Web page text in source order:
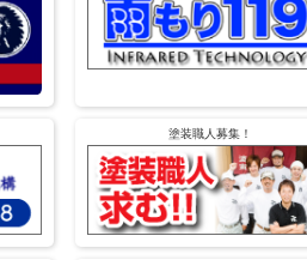
塗装職人募集！